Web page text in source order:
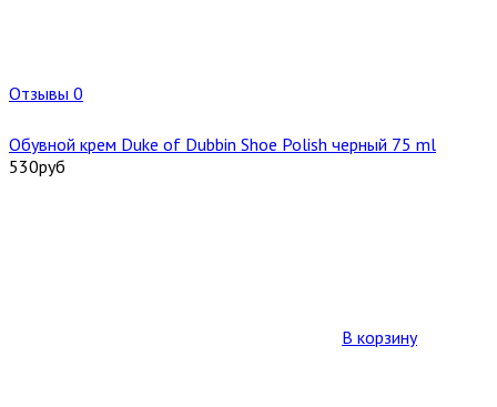
Отзывы 0
Обувной крем Duke of Dubbin Shoe Polish черный 75 ml
530руб
В корзину